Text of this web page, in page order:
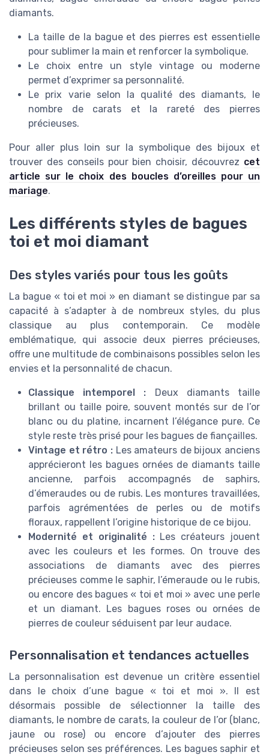
diamants.
La taille de la bague et des pierres est essentielle
pour sublimer la main et renforcer la symbolique.
Le choix entre un style vintage ou moderne
permet d’exprimer sa personnalité.
Le prix varie selon la qualité des diamants, le
nombre de carats et la rareté des pierres
précieuses.
Pour aller plus loin sur la symbolique des bijoux et
trouver des conseils pour bien choisir, découvrez cet
article sur le choix des boucles d’oreilles pour un
mariage.
Les différents styles de bagues
toi et moi diamant
Des styles variés pour tous les goûts
La bague « toi et moi » en diamant se distingue par sa
capacité à s’adapter à de nombreux styles, du plus
classique au plus contemporain. Ce modèle
emblématique, qui associe deux pierres précieuses,
offre une multitude de combinaisons possibles selon les
envies et la personnalité de chacun.
Classique intemporel : Deux diamants taille
brillant ou taille poire, souvent montés sur de l’or
blanc ou du platine, incarnent l’élégance pure. Ce
style reste très prisé pour les bagues de fiançailles.
Vintage et rétro :Les amateurs de bijoux anciens
apprécieront les bagues ornées de diamants taille
ancienne, parfois accompagnés de saphirs,
d’émeraudes ou de rubis. Les montures travaillées,
parfois agrémentées de perles ou de motifs
floraux, rappellent l’origine historique de ce bijou.
Modernité et originalité :Les créateurs jouent
avec les couleurs et les formes. On trouve des
associations de diamants avec des pierres
précieuses comme le saphir, l’émeraude ou le rubis,
ou encore des bagues « toi et moi » avec une perle
et un diamant. Les bagues roses ou ornées de
pierres de couleur séduisent par leur audace.
Personnalisation et tendances actuelles
La personnalisation est devenue un critère essentiel
dans le choix d’une bague « toi et moi ». Il est
désormais possible de sélectionner la taille des
diamants, le nombre de carats, la couleur de l’or (blanc,
jaune ou rose) ou encore d’ajouter des pierres
précieuses selon ses préférences. Les bagues saphir et